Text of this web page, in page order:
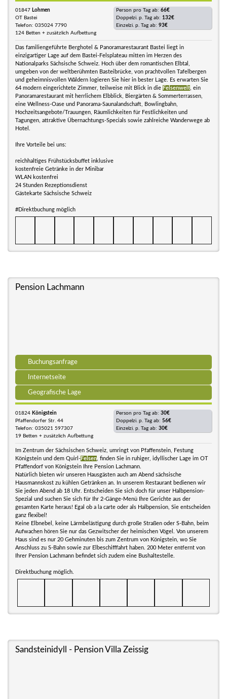
01847 Lohmen
OT Bastei
Telefon: 035024 7790
124 Betten + zusätzlich Aufbettung
Person pro Tag ab: 66€
Doppelzi. p. Tag ab: 132€
Einzelzi. p. Tag ab: 93€
Das familiengeführte Berghotel & Panoramarestaurant Bastei liegt in
einzigartiger Lage auf dem Bastei-Felsplateau mitten im Herzen des
Nationalparks Sächsische Schweiz. Hoch über dem romantischen Elbtal,
umgeben von der weltberühmten Basteibrücke, von prachtvollen Tafelbergen
und geheimnisvollen Wäldern logieren Sie hier in bester Lage. Es erwarten Sie
64 modern eingerichtete Zimmer, teilweise mit Blick in die Felsenwelt , ein
Panoramarestaurant mit herrlichem Elbblick, Biergärten & Sommerterrassen,
eine Wellness-Oase und Panorama-Saunalandschaft, Bowlingbahn,
Hochzeitsangebote/Trauungen, Räumlichkeiten für Festlichkeiten und
Tagungen, attraktive Übernachtungs-Specials sowie zahlreiche Wanderwege ab
Hotel.
Ihre Vorteile bei uns:
reichhaltiges Frühstücksbuffet inklusive
kostenfreie Getränke in der Minibar
WLAN kostenfrei
24 Stunden Rezeptionsdienst
Gästekarte Sächsische Schweiz
#Direktbuchung möglich
Pension Lachmann
Buchungsanfrage
Internetseite
Geografische Lage
01824 Königstein
Pfaffendorfer Str. 44
Telefon: 035021 597307
19 Betten + zusätzlich Aufbettung
Person pro Tag ab: 30€
Doppelzi. p. Tag ab: 56€
Einzelzi. p. Tag ab: 30€
Im Zentrum der Sächsischen Schweiz, umringt von Pfaffenstein, Festung
Königstein und dem Quirl-Felsen , finden Sie in ruhiger, idyllischer Lage im OT
Pfaffendorf von Königstein Ihre Pension Lachmann.
Natürlich bieten wir unseren Hausgästen auch am Abend sächsische
Hausmannskost zu kühlen Getränken an. In unserem Restaurant bedienen wir
Sie jeden Abend ab 18 Uhr. Entscheiden Sie sich doch für unser Halbpension-
Spezial und suchen Sie sich für Ihr 2-Gänge-Menü Ihre Gerichte aus der
gesamten Karte heraus! Egal ob a la carte oder als Halbpension, Sie entscheiden
ganz flexibel!
Keine Elbnebel, keine Lärmbelästigung durch große Straßen oder S-Bahn, beim
Aufwachen hören Sie nur das Gezwitscher der heimischen Vögel. Von unserem
Haus sind es nur 20 Gehminuten bis zum Zentrum von Königstein, wo Sie
Anschluss zu S-Bahn sowie zur Elbeschifffahrt haben. 200 Meter entfernt von
Ihrer Pension Lachmann befindet sich zudem eine Bushaltestelle.
Direktbuchung möglich.
Sandsteinidyll - Pension Villa Zeissig